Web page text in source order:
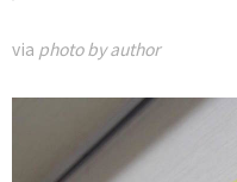
via photo by author